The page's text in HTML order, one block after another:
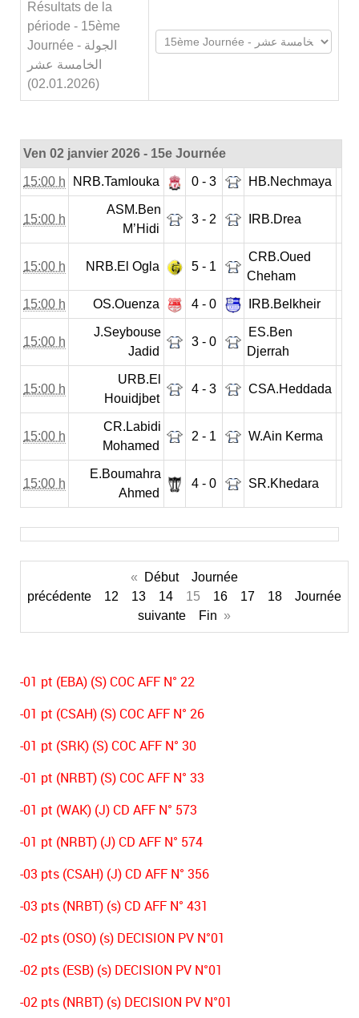
Résultats de la
période - 15ème
Journée - الجولة
الخامسة عشر
(02.01.2026)
Ven 02 janvier 2026 - 15e Journée
15:00 h NRB.Tamlouka 0 - 3 HB.Nechmaya
15:00 h
ASM.Ben
M’Hidi
3 - 2 IRB.Drea
15:00 h NRB.El Ogla 5 - 1
CRB.Oued
Cheham
15:00 h OS.Ouenza 4 - 0 IRB.Belkheir
15:00 h
J.Seybouse
Jadid
3 - 0
ES.Ben
Djerrah
15:00 h
URB.El
Houidjbet
4 - 3 CSA.Heddada
15:00 h
CR.Labidi
Mohamed
2 - 1 W.Ain Kerma
15:00 h
E.Boumahra
Ahmed
4 - 0 SR.Khedara
« Début
Journée
précédente
12 13 14 15 16 17 18
Journée
suivante
Fin »
-01 pt (EBA) (S) COC AFF N° 22
-01 pt (CSAH) (S) COC AFF N° 26
-01 pt (SRK) (S) COC AFF N° 30
-01 pt (NRBT) (S) COC AFF N° 33
-01 pt (WAK) (J) CD AFF N° 573
-01 pt (NRBT) (J) CD AFF N° 574
-03 pts (CSAH) (J) CD AFF N° 356
-03 pts (NRBT) (s) CD AFF N° 431
-02 pts (OSO) (s) DECISION PV N°01
-02 pts (ESB) (s) DECISION PV N°01
-02 pts (NRBT) (s) DECISION PV N°01